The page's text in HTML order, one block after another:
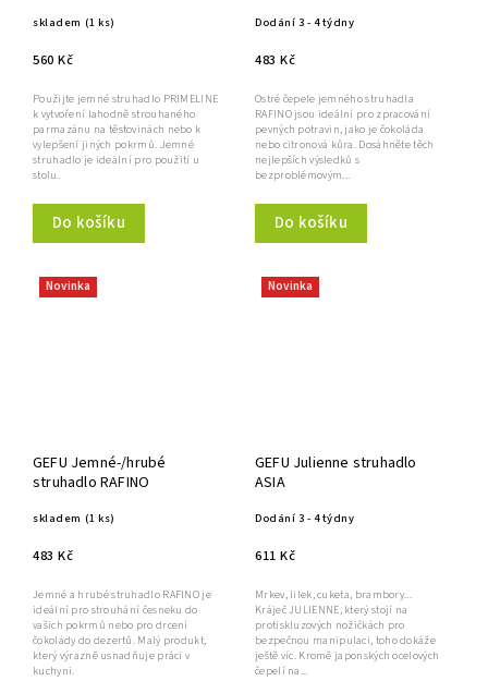
skladem (1 ks)
560 Kč
Do košíku
Použijte jemné struhadlo PRIMELINE
k vytvoření lahodně strouhaného
parmazánu na těstovinách nebo k
vylepšení jiných pokrmů. Jemné
struhadlo je ideální pro použití u
stolu.
Dodání 3 - 4 týdny
483 Kč
Do košíku
Ostré čepele jemného struhadla
RAFINO jsou ideální pro zpracování
pevných potravin, jako je čokoláda
nebo citronová kůra. Dosáhněte těch
nejlepších výsledků s
bezproblémovým...
Novinka
GEFU Jemné-/hrubé
struhadlo RAFINO
skladem (1 ks)
483 Kč
Jemné a hrubé struhadlo RAFINO je
ideální pro strouhání česneku do
vašich pokrmů nebo pro drcení
čokolády do dezertů. Malý produkt,
který výrazně usnadňuje práci v
kuchyni.
Novinka
GEFU Julienne struhadlo
ASIA
Dodání 3 - 4 týdny
611 Kč
Mrkev, lilek, cuketa, brambory...
Kráječ JULIENNE, který stojí na
protiskluzových nožičkách pro
bezpečnou manipulaci, toho dokáže
ještě víc. Kromě japonských ocelových
čepelí na...